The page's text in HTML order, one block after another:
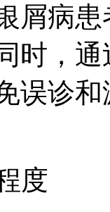
屑病
时，
误诊
度